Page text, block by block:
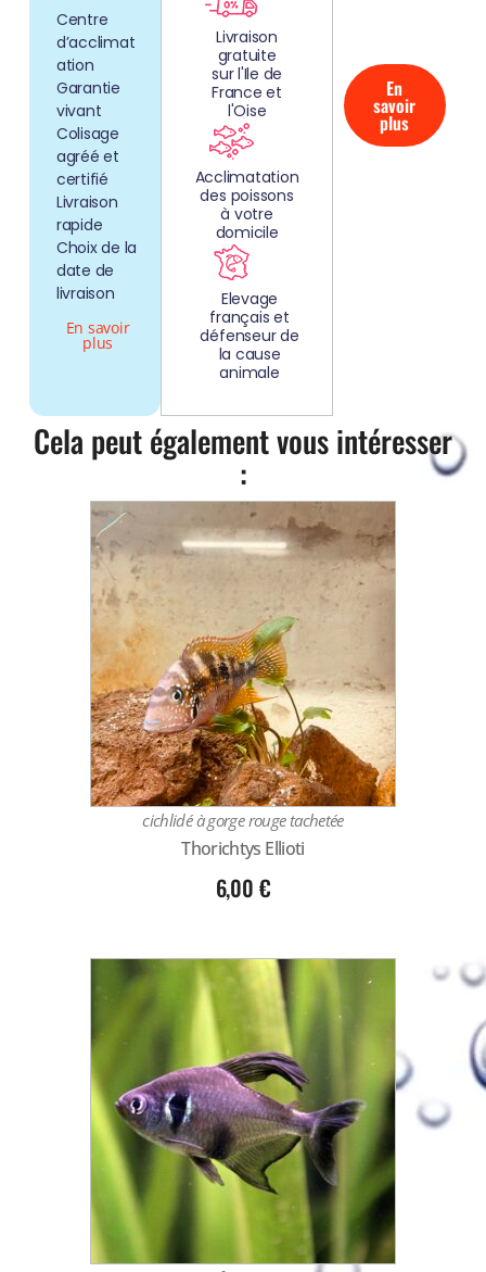
Centre
d’acclimat
ation
Garantie
vivant
Colisage
agréé et
certifié
Livraison
rapide
Choix de la
date de
livraison
En savoir
plus
Livraison
gratuite
sur l'Ile de
France et
l'Oise
Acclimatation
des poissons
à votre
domicile
Elevage
français et
défenseur de
la cause
animale
En
savoir
plus
Cela peut également vous intéresser
:
cichlidé à gorge rouge tachetée
Thorichtys Ellioti
6,00 €